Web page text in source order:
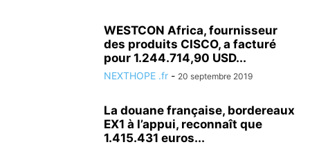
PLAINTE EN DIFFAMATION DE RANARISON TSILAVO EN FRANCE CONCERNANT DES
PROPOS DIFFAMATOIRES RAMBELO VOLATSINANA
RAMIANDRISOA HAINGO
RANDRIARIMALALA HERINAVALONA RASOLO ELISE
RASOLO ELISE EST SUSPECTÉE D'AVOIR BRULÉE LES COPIES DU CONCOURS DE
RATOVONELINJAFY BAKOLY RATSIMBAZAFY ROGER
WESTCON Africa, fournisseur
des produits CISCO, a facturé
pour 1.244.714,90 USD...
NEXTHOPE .fr - 20 septembre 2019
La douane française, bordereaux
EX1 à l’appui, reconnaît que
1.415.431 euros...